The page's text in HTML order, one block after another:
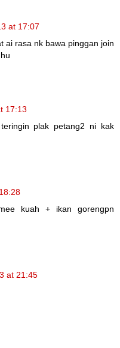
at 17:07
ai rasa nk bawa pinggan join
17:13
plak petang2 ni kak
kuah + ikan gorengpn
at 21:45